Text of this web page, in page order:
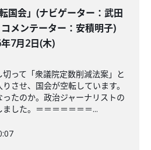
転国会」(ナビゲーター：武田
メンテーター：安積明子)
7月2日(木)
って「衆議院定数削減法案」と
させ、国会が空転しています。
たのか。政治ジャーナリストの
した。＝＝＝＝＝＝＝...